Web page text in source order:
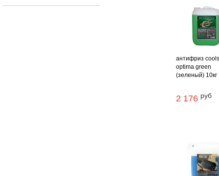
антифриз
optima green
(зеленый) 10кг
2 176 руб